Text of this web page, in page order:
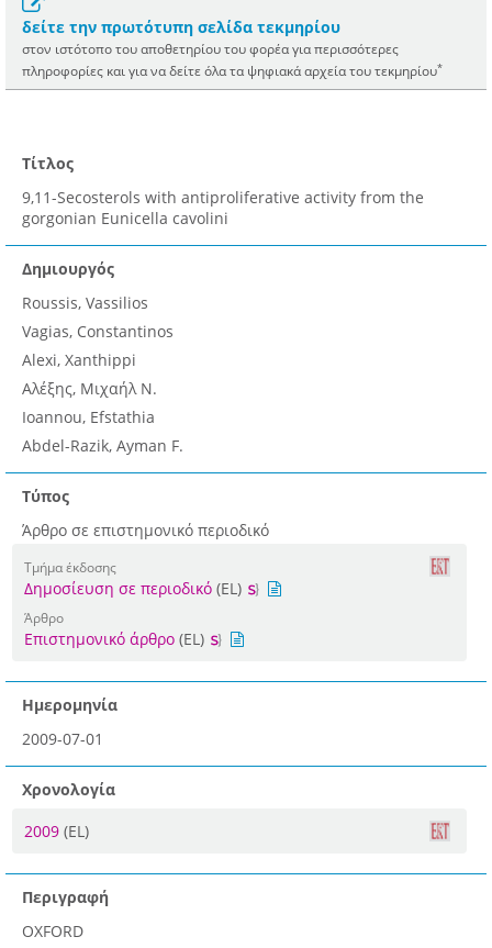
δείτε την πρωτότυπη σελίδα τεκμηρίου
στον ιστότοπο του αποθετηρίου του φορέα για περισσότερες
πληροφορίες και για να δείτε όλα τα ψηφιακά αρχεία του τεκμηρίου*
Τίτλος
9,11-Secosterols with antiproliferative activity from the
gorgonian Eunicella cavolini
Δημιουργός
Roussis, Vassilios
Vagias, Constantinos
Alexi, Xanthippi
Αλέξης, Μιχαήλ Ν.
Ioannou, Efstathia
Abdel-Razik, Ayman F.
Τύπος
Άρθρο σε επιστημονικό περιοδικό
Τμήμα έκδοσης
Δημοσίευση σε περιοδικό (EL)
Άρθρο
Επιστημονικό άρθρο (EL)
Ημερομηνία
2009-07-01
Χρονολογία
2009 (EL)
Περιγραφή
OXFORD